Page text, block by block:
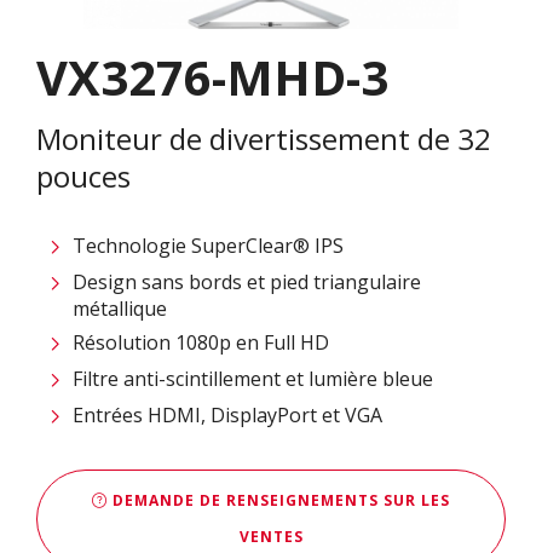
VX3276-MHD-3
Moniteur de divertissement de 32
pouces
Technologie SuperClear® IPS
Design sans bords et pied triangulaire
métallique
Résolution 1080p en Full HD
Filtre anti-scintillement et lumière bleue
Entrées HDMI, DisplayPort et VGA
DEMANDE DE RENSEIGNEMENTS SUR LES
VENTES